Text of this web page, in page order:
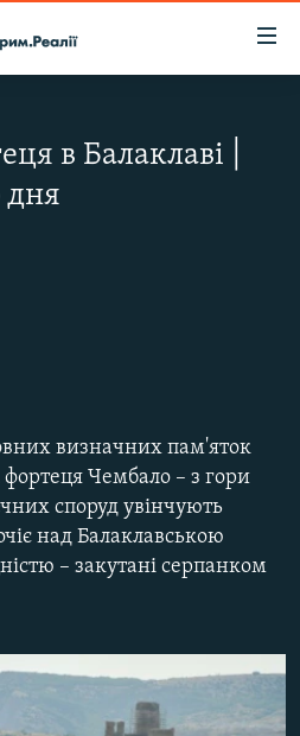
в Балаклаві |
дня
визначних пам'яток
Чембало – з гори
споруд увінчують
над Балаклавською
– закутані серпанком